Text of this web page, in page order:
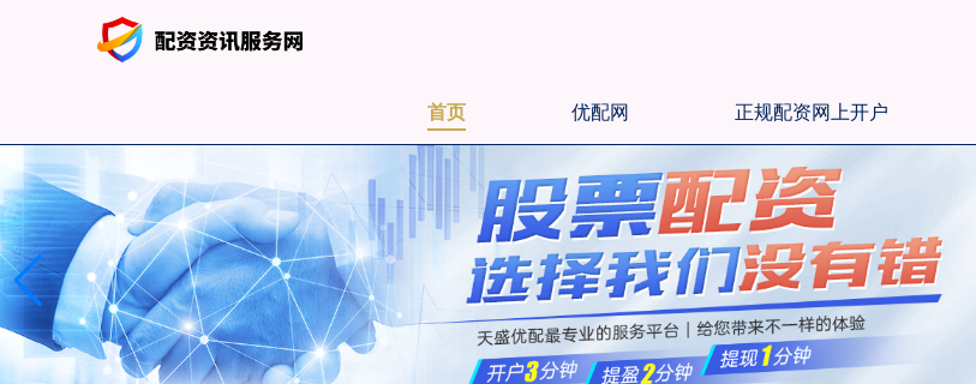
首页 优配网 正规配资网上开户